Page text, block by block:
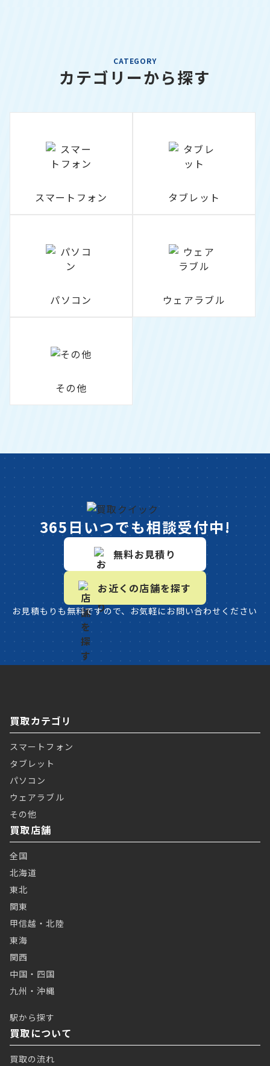
CATEGORY
カテゴリーから探す
スマートフォン タブレット
パソコン ウェアラブル
その他
365日いつでも相談受付中!
無料お見積り
お近くの店舗を探す
お見積もりも無料ですので、お気軽にお問い合わせください
買取カテゴリ
スマートフォン
タブレット
パソコン
ウェアラブル
その他
買取店舗
全国
北海道
東北
関東
甲信越・北陸
東海
関西
中国・四国
九州・沖縄
駅から探す
買取について
買取の流れ